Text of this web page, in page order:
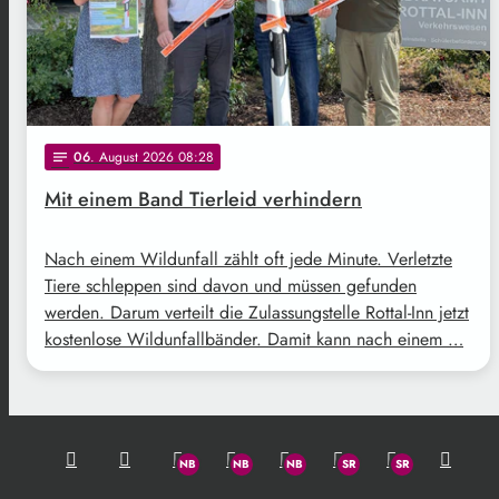
notes 06. August 2026 08:28
Mit einem Band Tierleid verhindern
Nach einem Wildunfall zählt oft jede Minute. Verletzte
Tiere schleppen sind davon und müssen gefunden
werden. Darum verteilt die Zulassungstelle Rottal-Inn jetzt
kostenlose Wildunfallbänder. Damit kann nach einem …